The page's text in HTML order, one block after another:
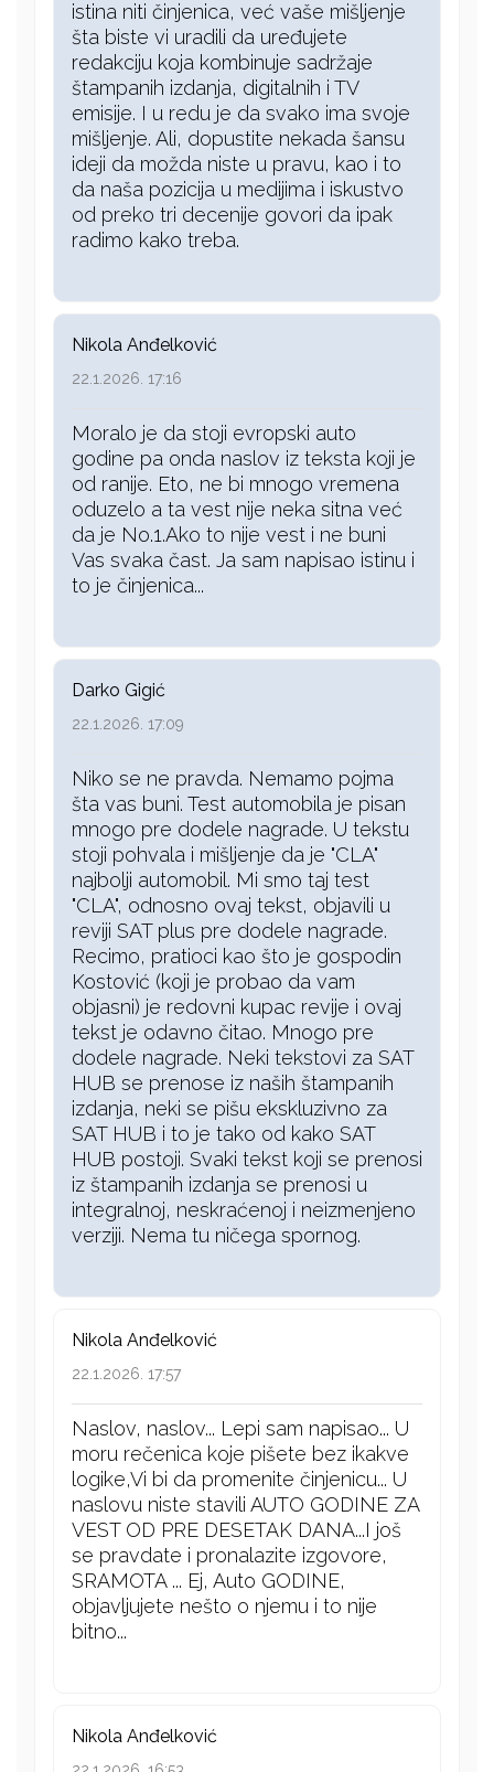
istina niti činjenica, već vaše mišljenje
šta biste vi uradili da uređujete
redakciju koja kombinuje sadržaje
štampanih izdanja, digitalnih i TV
emisije. I u redu je da svako ima svoje
mišljenje. Ali, dopustite nekada šansu
ideji da možda niste u pravu, kao i to
da naša pozicija u medijima i iskustvo
od preko tri decenije govori da ipak
radimo kako treba.
Nikola Anđelković
22.1.2026. 17:16
Moralo je da stoji evropski auto
godine pa onda naslov iz teksta koji je
od ranije. Eto, ne bi mnogo vremena
oduzelo a ta vest nije neka sitna već
da je No.1.Ako to nije vest i ne buni
Vas svaka čast. Ja sam napisao istinu i
to je činjenica...
Darko Gigić
22.1.2026. 17:09
Niko se ne pravda. Nemamo pojma
šta vas buni. Test automobila je pisan
mnogo pre dodele nagrade. U tekstu
stoji pohvala i mišljenje da je "CLA"
najbolji automobil. Mi smo taj test
"CLA", odnosno ovaj tekst, objavili u
reviji SAT plus pre dodele nagrade.
Recimo, pratioci kao što je gospodin
Kostović (koji je probao da vam
objasni) je redovni kupac revije i ovaj
tekst je odavno čitao. Mnogo pre
dodele nagrade. Neki tekstovi za SAT
HUB se prenose iz naših štampanih
izdanja, neki se pišu ekskluzivno za
SAT HUB i to je tako od kako SAT
HUB postoji. Svaki tekst koji se prenosi
iz štampanih izdanja se prenosi u
integralnoj, neskraćenoj i neizmenjeno
verziji. Nema tu ničega spornog.
Nikola Anđelković
22.1.2026. 17:57
Naslov, naslov... Lepi sam napisao... U
moru rečenica koje pišete bez ikakve
logike,Vi bi da promenite činjenicu... U
naslovu niste stavili AUTO GODINE ZA
VEST OD PRE DESETAK DANA...I još
se pravdate i pronalazite izgovore,
SRAMOTA ... Ej, Auto GODINE,
objavljujete nešto o njemu i to nije
bitno...
Nikola Anđelković